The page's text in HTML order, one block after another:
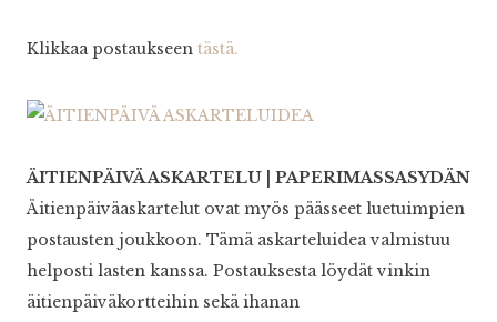
Klikkaa postaukseen tästä.
ÄITIENPÄIVÄ ASKARTELU | PAPERIMASSASYDÄN
Äitienpäiväaskartelut ovat myös päässeet luetuimpien
postausten joukkoon. Tämä askarteluidea valmistuu
helposti lasten kanssa. Postauksesta löydät vinkin
äitienpäiväkortteihin sekä ihanan